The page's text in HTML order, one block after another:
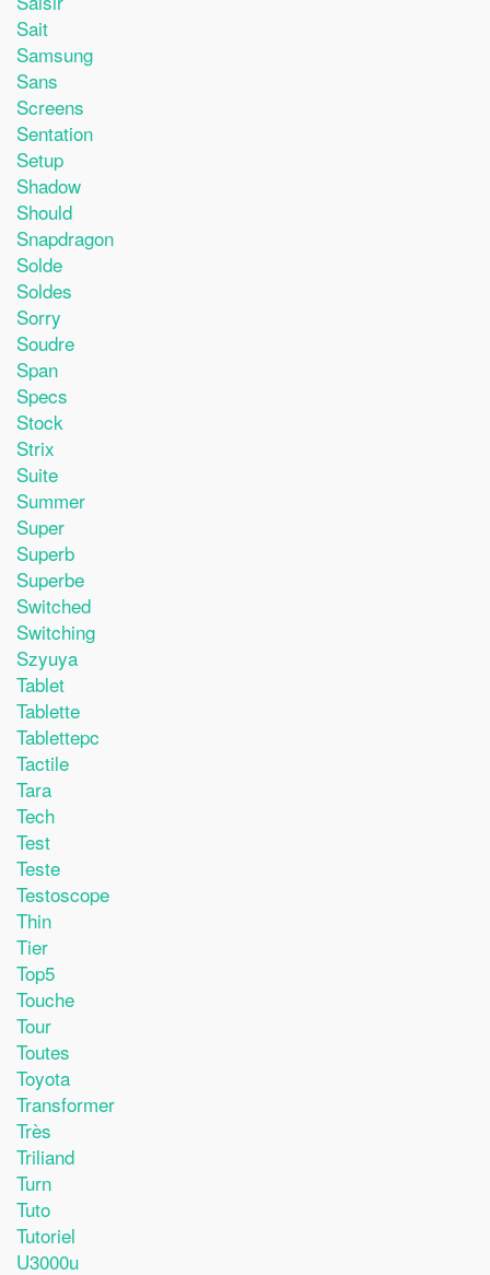
Sait
Samsung
Sans
Screens
Sentation
Setup
Shadow
Should
Snapdragon
Solde
Soldes
Sorry
Soudre
Span
Specs
Stock
Strix
Suite
Summer
Super
Superb
Superbe
Switched
Switching
Szyuya
Tablet
Tablette
Tablettepc
Tactile
Tara
Tech
Test
Teste
Testoscope
Thin
Tier
Top5
Touche
Tour
Toutes
Toyota
Transformer
Très
Triliand
Turn
Tuto
Tutoriel
U3000u